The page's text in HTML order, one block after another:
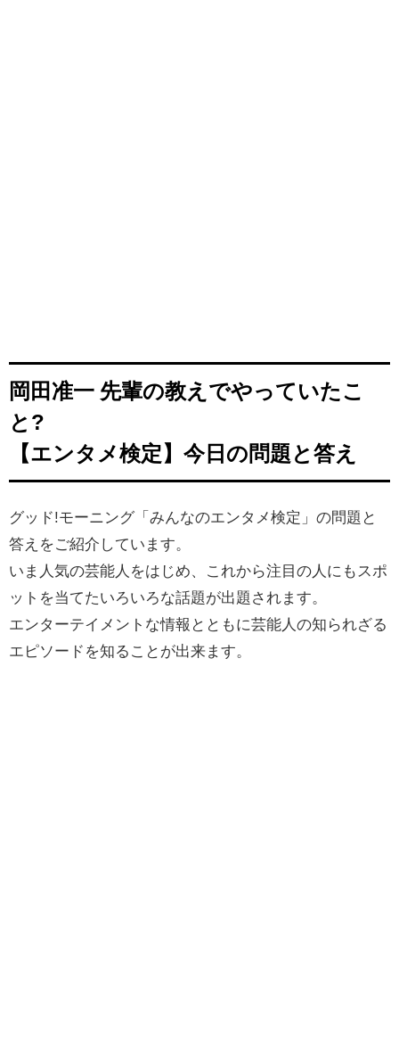
岡田准一 先輩の教えでやっていたこ
と?
【エンタメ検定】今日の問題と答え
グッド!モーニング「みんなのエンタメ検定」の問題と
答えをご紹介しています。
いま人気の芸能人をはじめ、
これから注目の人にもスポ
ットを当てたいろいろな話題が出題されます。
エンターテイメントな情報とともに芸能人の知られざる
エピソードを知ることが出来ます。